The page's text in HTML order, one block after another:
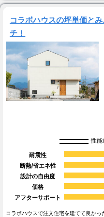
コラボハウスの坪単価と
チ！
性能
耐震性
断熱/省エネ性
設計の自由度
価格
アフターサポート
コラボハウスで注文住宅を建てて良か